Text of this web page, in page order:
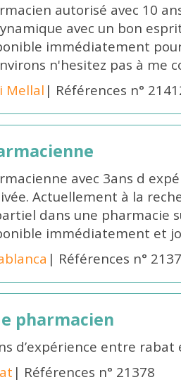
autorisé avec 10
avec un bon
immédiatement
n'hesitez pas à me
Mellal | Références n°
avec 3ans d
Actuellement à la
dans une pharmacie
immédiatement et
| Références n°
pharmacien
d’expérience entre
| Références n° 21378